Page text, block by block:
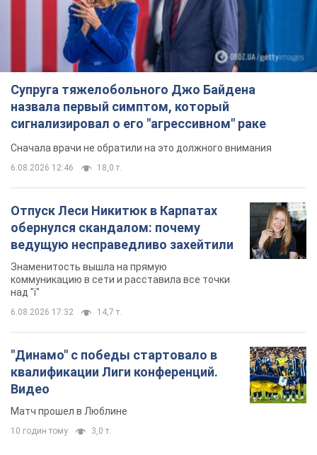
Супруга тяжелобольного Джо Байдена
назвала первый симптом, который
сигнализировал о его "агрессивном" раке
Сначала врачи не обратили на это должного внимания
6.08.2026 12:46 18,0 т.
Отпуск Леси Никитюк в Карпатах
обернулся скандалом: почему
ведущую несправедливо захейтили
Знаменитость вышла на прямую
коммуникацию в сети и расставила все точки
над "i"
6.08.2026 17:32 14,7 т.
"Динамо" с победы стартовало в
квалификации Лиги конференций.
Видео
Матч прошел в Люблине
10 годин тому 3,0 т.